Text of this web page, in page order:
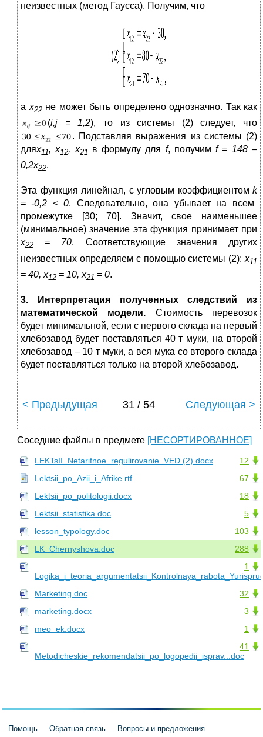
неизвестных (метод Гаусса). Получим, что
а х22не может быть определено однозначно. Так как
(i,j = 1,2), то из системы (2) следует, что
. Подставляя выражения из системы (2)
длях11, х12, х21 в формулу для f, получимf= 148 –
0,2х22.
Эта функция линейная, с угловым коэффициентом k
= -0,2 < 0. Следовательно, она убывает на всем
промежутке [30; 70]. Значит, свое наименьшее
(минимальное) значение эта функция принимает при
х22 = 70. Соответствующие значения других
неизвестных определяем с помощью системы (2): х11
= 40, х12 = 10, х21 = 0.
3. Интерпретация полученных следствий из
математической модели. Стоимость перевозок
будет минимальной, если с первого склада на первый
хлебозавод будет поставляться 40 т муки, на второй
хлебозавод – 10 т муки, а вся мука со второго склада
будет поставляться только на второй хлебозавод.
< Предыдущая 31 / 54 Следующая >
Соседние файлы в предмете [НЕСОРТИРОВАННОЕ]
12
LEKTsII_Netarifnoe_regulirovanie_VED (2).docx
67
Lektsii_po_Azii_i_Afrike.rtf
18
Lektsii_po_politologii.docx
5
Lektsii_statistika.doc
103
lesson_typology.doc
288
LK_Chernyshova.doc
1
32
Marketing.doc
3
marketing.docx
1
meo_ek.docx
41
Metodicheskie_rekomendatsii_po_logopedii_isprav...doc
Помощь Обратная связь Вопросы и предложения